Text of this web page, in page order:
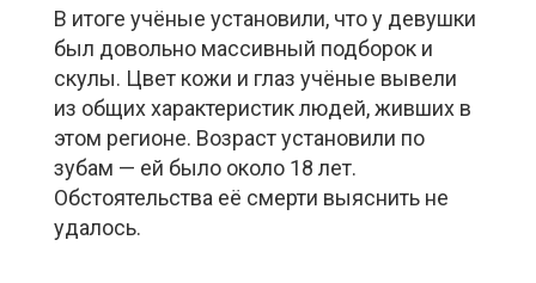
В итоге учёные установили, что у девушки
был довольно массивный подборок и
скулы. Цвет кожи и глаз учёные вывели
из общих характеристик людей, живших в
этом регионе. Возраст установили по
зубам — ей было около 18 лет.
Обстоятельства её смерти выяснить не
удалось.